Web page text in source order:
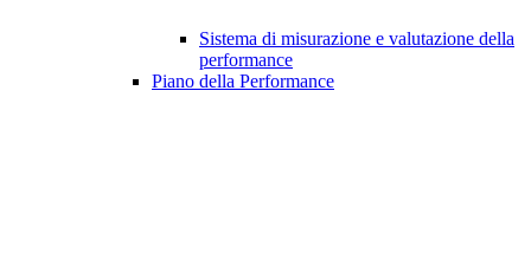
Sistema di misurazione e valutazione della
performance
Piano della Performance